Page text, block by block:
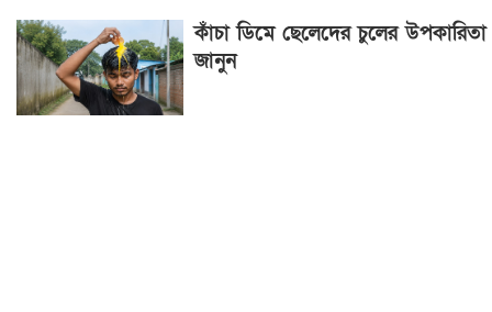
কাঁচা ডিমে ছেলেদের চুলের উপকারিতা
জানুন